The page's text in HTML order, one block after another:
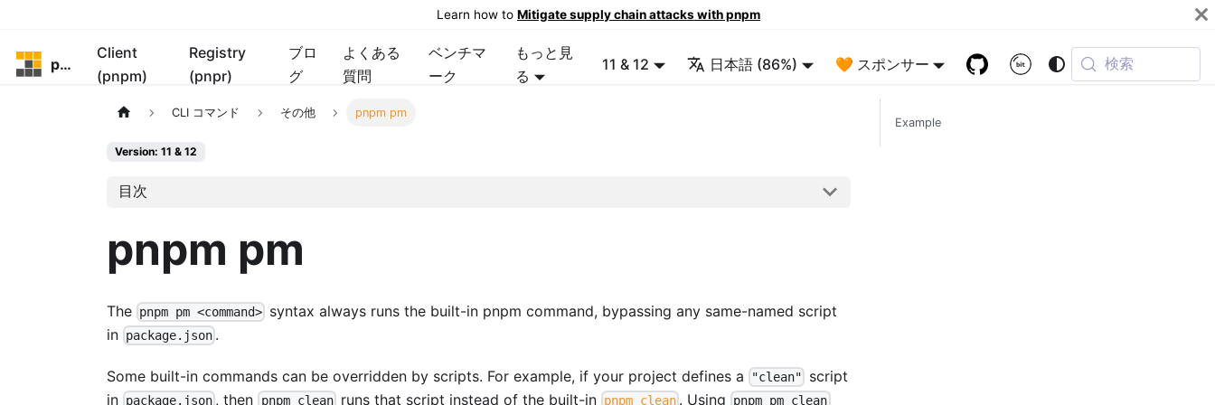
Learn how to Mitigate supply chain attacks with pnpm
pnpm
Client
(pnpm)
Registry
(pnpr)
ブロ
グ
よくある
質問
ベンチマ
ーク
もっと見
る
11 & 12 日本語 (86%) 🧡 スポンサー 検索
CLI コマンド その他 pnpm pm
Version: 11 & 12
目次
pnpm pm
The pnpm pm <command> syntax always runs the built-in pnpm command, bypassing any same-named script
in package.json .
Some built-in commands can be overridden by scripts. For example, if your project defines a "clean"
script
in package.json , then pnpm cleanruns that script instead of the built-in pnpm clean . Using pnpm pm clean
Example